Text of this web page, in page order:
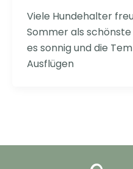
Viele Hundehalter
Sommer als
es sonnig und die
Ausflügen